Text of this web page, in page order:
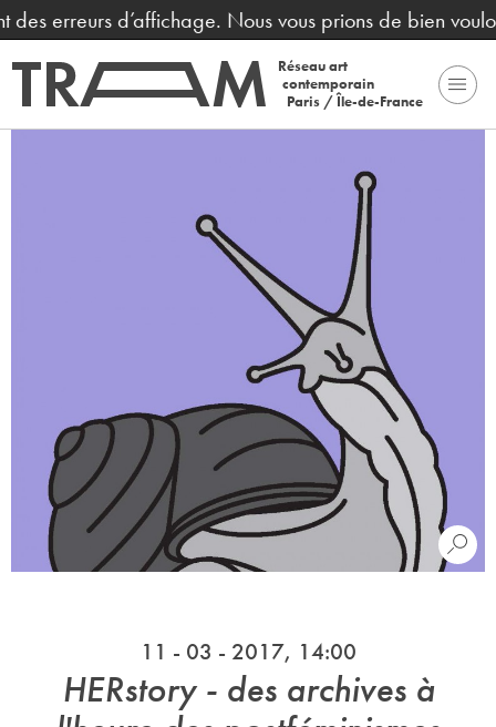
erreurs d’affichage. Nous vous prions de bien vouloir
Réseau art
contemporain
Paris / Île-de-France
11 - 03 - 2017, 14:00
HERstory - des archives à